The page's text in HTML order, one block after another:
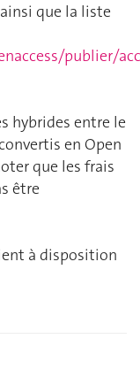
que la liste
publier/
hybrides entre le
en Open
que les frais
être
à disposition